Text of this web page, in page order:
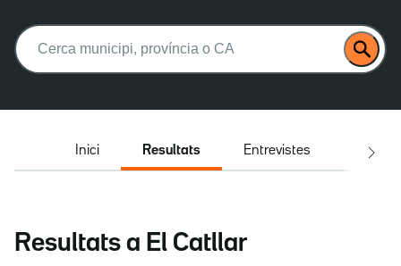
Buscar:
Inici Resultats Entrevistes El
Resultats a El Catllar